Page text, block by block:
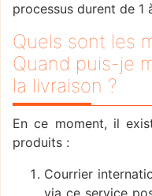
processus durent de 1
Quels sont les
Quand puis-je
la livraison ?
En ce moment, il
produits :
Courrier
via ce service